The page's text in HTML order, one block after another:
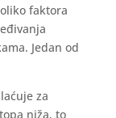
faktora
Jedan od
za
niža, to